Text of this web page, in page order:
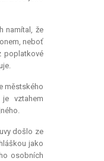
namítal, že
neboť
poplatkové
městského
vztahem
došlo ze
jako
osobních